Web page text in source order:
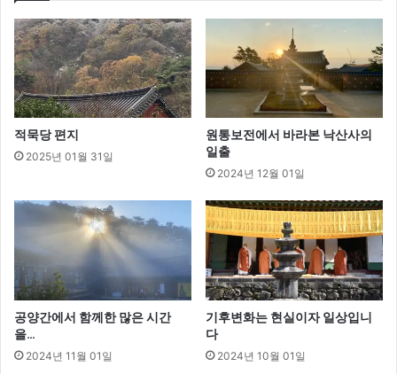
적묵당 편지
2025년 01월 31일
원통보전에서 바라본 낙산사의
일출
2024년 12월 01일
공양간에서 함께한 많은 시간
을…
2024년 11월 01일
기후변화는 현실이자 일상입니
다
2024년 10월 01일